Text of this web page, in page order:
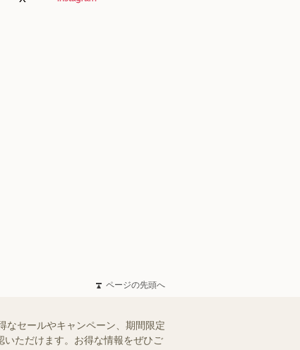
ページの先頭へ
なセールやキャンペーン、期間限定
ただけます。お得な情報をぜひご